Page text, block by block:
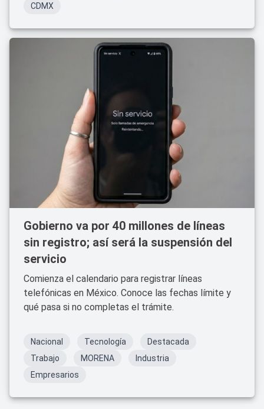
CDMX
Gobierno va por 40 millones de líneas
sin registro; así será la suspensión del
servicio
Comienza el calendario para registrar líneas
telefónicas en México. Conoce las fechas límite y
qué pasa si no completas el trámite.
Nacional Tecnología
Destacada
Trabajo
MORENA
Industria
Empresarios